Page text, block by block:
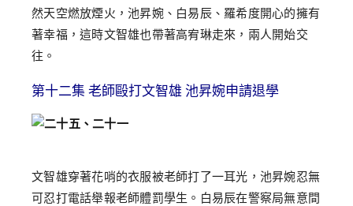
然天空燃放煙火，池昇婉、白易辰、羅希度開心的擁有
著幸福，這時文智雄也帶著高宥琳走來，兩人開始交
往。
第十二集 老師毆打文智雄 池昇婉申請退學
文智雄穿著花哨的衣服被老師打了一耳光，池昇婉忍無
可忍打電話舉報老師體罰學生。白易辰在警察局無意間